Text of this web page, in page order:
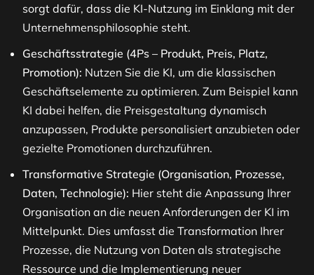
sorgt dafür, dass die KI-Nutzung im Einklang mit der
Unternehmensphilosophie steht.
Geschäftsstrategie (4Ps – Produkt, Preis, Platz,
Promotion): Nutzen Sie die KI, um die klassischen
Geschäftselemente zu optimieren. Zum Beispiel kann
KI dabei helfen, die Preisgestaltung dynamisch
anzupassen, Produkte personalisiert anzubieten oder
gezielte Promotionen durchzuführen.
Transformative Strategie (Organisation, Prozesse,
Daten, Technologie): Hier steht die Anpassung Ihrer
Organisation an die neuen Anforderungen der KI im
Mittelpunkt. Dies umfasst die Transformation Ihrer
Prozesse, die Nutzung von Daten als strategische
Ressource und die Implementierung neuer